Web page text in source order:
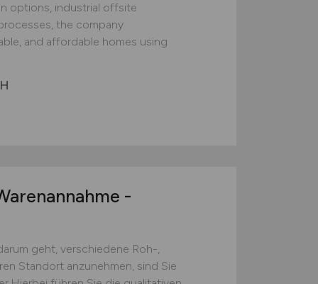
options, industrial offsite
the company
and affordable homes using
-
geht, verschiedene Roh-,
Standort anzunehmen, sind Sie